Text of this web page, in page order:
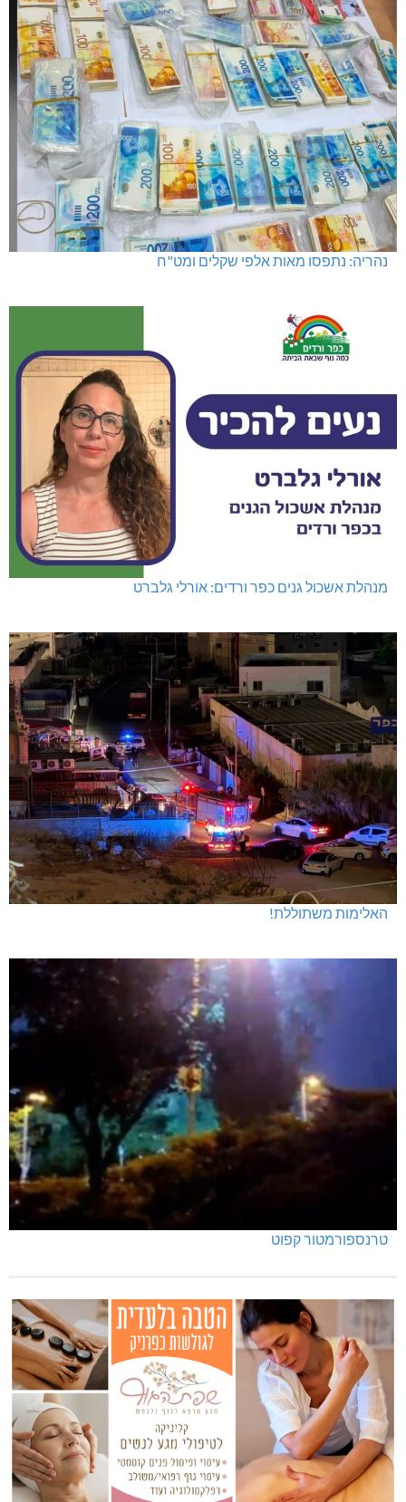
נהריה: נתפסו מאות אלפי שקלים ומט"ח
מנהלת אשכול גנים כפר ורדים: אורלי גלברט
האלימות משתוללת!
טרנספורמטור קפוט